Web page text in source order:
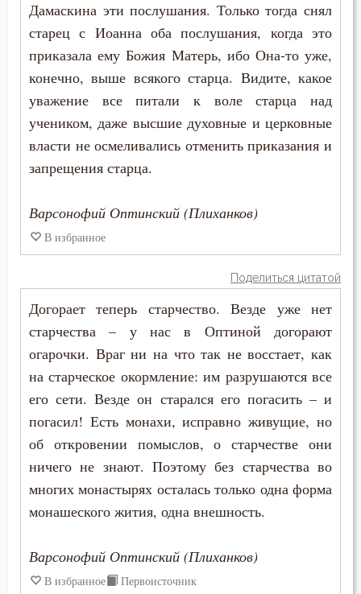
Проповеди
Пророчество
Прошение
Прощение
Пьянство
Рабство телесное
Рабы Божии
Радость
Развлечение
Раздражительность
Разум
Раскаяние
Дамаскина эти послушания. Только тогда снял
старец с Иоанна оба послушания, когда это
приказала ему Божия Матерь, ибо Она-то уже,
конечно, выше всякого старца. Видите, какое
уважение все питали к воле старца над
учеником, даже высшие духовные и церковные
власти не осмеливались отменить приказания и
запрещения старца.
Варсонофий Оптинский (Плиханков)
В избранное
Поделиться цитатой
Догорает теперь старчество. Везде уже нет
старчества – у нас в Оптиной догорают
огарочки. Враг ни на что так не восстает, как
на старческое окормление: им разрушаются все
его сети. Везде он старался его погасить – и
погасил! Есть монахи, исправно живущие, но
об откровении помыслов, о старчестве они
ничего не знают. Поэтому без старчества во
многих монастырях осталась только одна форма
монашеского жития, одна внешность.
Варсонофий Оптинский (Плиханков)
В избранное Первоисточник